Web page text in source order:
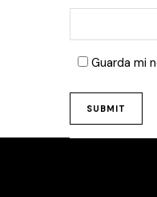
Guarda mi